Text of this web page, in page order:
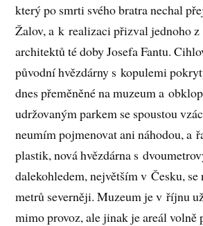
který po smrti svého bratra nechal
Žalov, a k realizaci přizval jednoho
architektů té doby Josefa Fantu.
původní hvězdárny s kopulemi
dnes přeměněné na muzeum a
udržovaným parkem se spoustou
neumím pojmenovat ani náhodou, a
plastik, nová hvězdárna s
dalekohledem, největším v Česku, se
metrů severněji. Muzeum je v říjnu
mimo provoz, ale jinak je areál